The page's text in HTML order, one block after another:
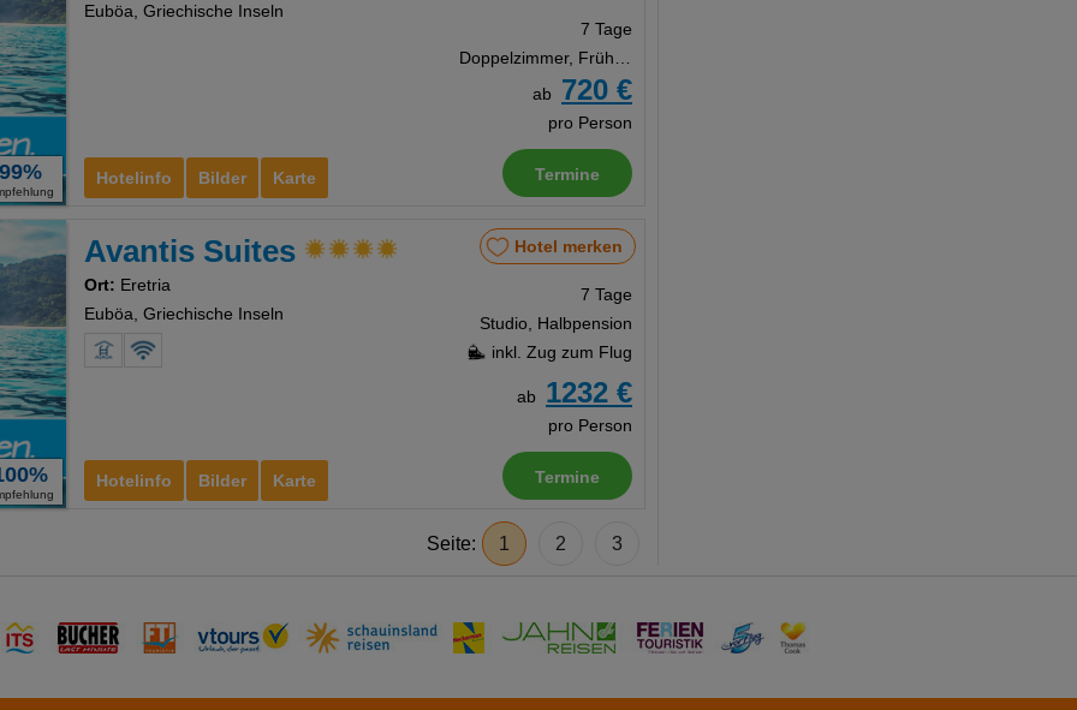
99% Hotelinfo Bilder Karte
Euböa, Griechische Inseln
7 Tage
Doppelzimmer, Frühstück
ab
720 €
pro Person
Termine
Hotelinfo Bilder Karte
Avantis Suites
Ort: Eretria
Euböa, Griechische Inseln
Hotel merken
7 Tage
Studio, Halbpension
inkl. Zug zum Flug
ab 1232 €
pro Person
Termine
Seite: 1 2 3